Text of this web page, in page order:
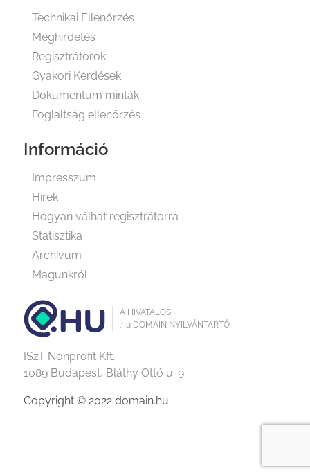
Technikai Ellenőrzés
Meghirdetés
Regisztrátorok
Gyakori Kérdések
Dokumentum minták
Foglaltság ellenőrzés
Információ
Impresszum
Hírek
Hogyan válhat regisztrátorrá
Statisztika
Archívum
Magunkról
A HIVATALOS
.hu DOMAIN NYILVÁNTARTÓ
ISzT Nonprofit Kft.
1089 Budapest, Bláthy Ottó u. 9.
Copyright © 2022 domain.hu